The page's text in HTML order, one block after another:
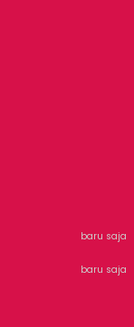
baru saja
baru saja